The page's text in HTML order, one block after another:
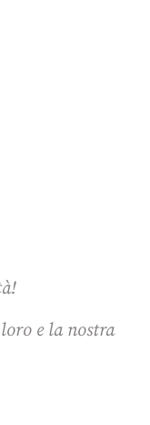
e la nostra